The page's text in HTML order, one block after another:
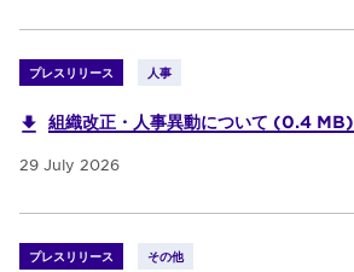
プレスリリース 人事
組織改正・人事異動について (0.4 MB)
29 July 2026
プレスリリース その他